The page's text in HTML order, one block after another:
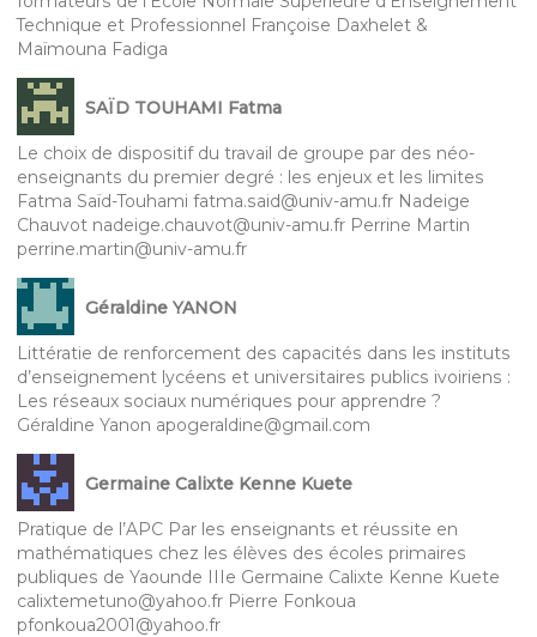
Technique et Professionnel Françoise Daxhelet &
Maïmouna Fadiga
SAÏD TOUHAMI Fatma
Le choix de dispositif du travail de groupe par des néo-
enseignants du premier degré : les enjeux et les limites
Fatma Saïd-Touhami fatma.said@univ-amu.fr Nadeige
Chauvot nadeige.chauvot@univ-amu.fr Perrine Martin
perrine.martin@univ-amu.fr
Géraldine YANON
Littératie de renforcement des capacités dans les instituts
d’enseignement lycéens et universitaires publics ivoiriens :
Les réseaux sociaux numériques pour apprendre ?
Géraldine Yanon apogeraldine@gmail.com
Germaine Calixte Kenne Kuete
Pratique de l’APC Par les enseignants et réussite en
mathématiques chez les élèves des écoles primaires
publiques de Yaounde IIIe Germaine Calixte Kenne Kuete
calixtemetuno@yahoo.fr Pierre Fonkoua
pfonkoua2001@yahoo.fr